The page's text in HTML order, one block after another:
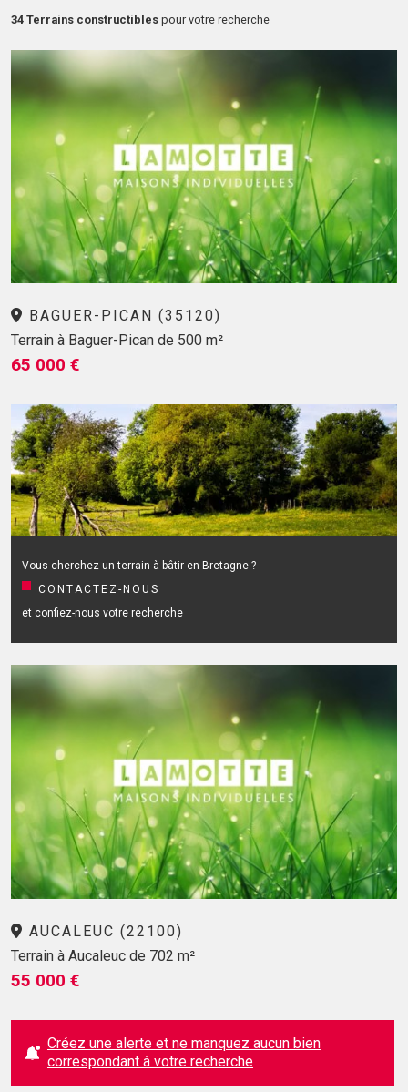
34 Terrains constructibles pour votre recherche
BAGUER-PICAN (35120)
Terrain à Baguer-Pican de 500 m²
65 000 €
Vous cherchez un terrain à bâtir en Bretagne ?
CONTACTEZ-NOUS
et confiez-nous votre recherche
AUCALEUC (22100)
Terrain à Aucaleuc de 702 m²
55 000 €
Créez une alerte et ne manquez aucun bien
correspondant à votre recherche